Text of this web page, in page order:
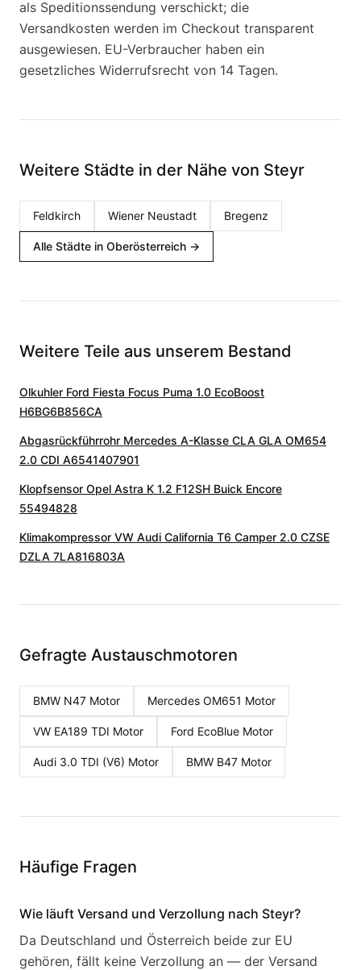
als Speditionssendung verschickt; die
Versandkosten werden im Checkout transparent
ausgewiesen. EU-Verbraucher haben ein
gesetzliches Widerrufsrecht von 14 Tagen.
Weitere Städte in der Nähe von Steyr
Feldkirch Wiener Neustadt Bregenz
Alle Städte in Oberösterreich →
Weitere Teile aus unserem Bestand
Olkuhler Ford Fiesta Focus Puma 1.0 EcoBoost
H6BG6B856CA
Abgasrückführrohr Mercedes A-Klasse CLA GLA OM654
2.0 CDI A6541407901
Klopfsensor Opel Astra K 1.2 F12SH Buick Encore
55494828
Klimakompressor VW Audi California T6 Camper 2.0 CZSE
DZLA 7LA816803A
Gefragte Austauschmotoren
BMW N47 Motor Mercedes OM651 Motor
VW EA189 TDI Motor Ford EcoBlue Motor
Audi 3.0 TDI (V6) Motor BMW B47 Motor
Häufige Fragen
Wie läuft Versand und Verzollung nach Steyr?
Da Deutschland und Österreich beide zur EU
gehören, fällt keine Verzollung an — der Versand